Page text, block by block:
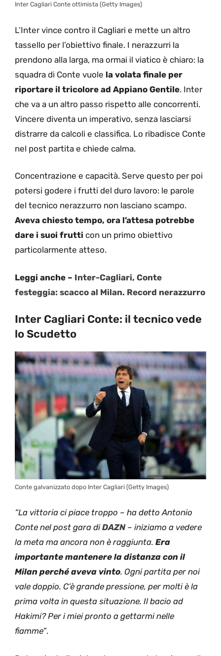
Inter Cagliari Conte ottimista (Getty Images)
L’Inter vince contro il Cagliari e mette un altro
tassello per l’obiettivo finale. I nerazzurri la
prendono alla larga, ma ormai il viatico è chiaro: la
squadra di Conte vuole la volata finale per
riportare il tricolore ad Appiano Gentile. Inter
che va a un altro passo rispetto alle concorrenti.
Vincere diventa un imperativo, senza lasciarsi
distrarre da calcoli e classifica. Lo ribadisce Conte
nel post partita e chiede calma.
Concentrazione e capacità. Serve questo per poi
potersi godere i frutti del duro lavoro: le parole
del tecnico nerazzurro non lasciano scampo.
Aveva chiesto tempo, ora l’attesa potrebbe
dare i suoi frutti con un primo obiettivo
particolarmente atteso.
Leggi anche – Inter-Cagliari, Conte
festeggia: scacco al Milan. Record nerazzurro
Inter Cagliari Conte: il tecnico vede
lo Scudetto
Conte galvanizzato dopo Inter Cagliari (Getty Images)
“La vittoria ci piace troppo – ha detto Antonio
Conte nel post gara diDAZN – iniziamo a vedere
la meta ma ancora non è raggiunta. Era
importante mantenere la distanza con il
Milan perché aveva vinto. Ogni partita per noi
vale doppio. C’è grande pressione, per molti è la
prima volta in questa situazione. Il bacio ad
Hakimi? Per i miei pronto a gettarmi nelle
fiamme”.